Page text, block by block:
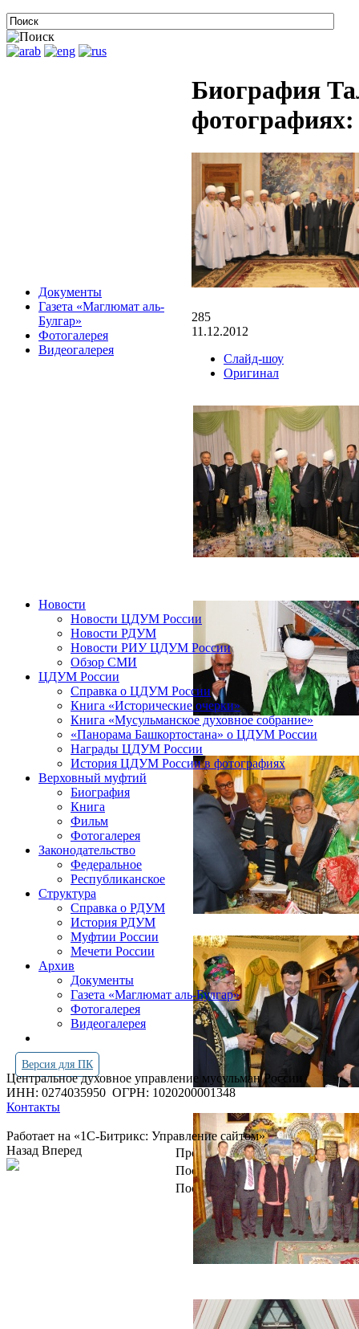
Документы
Газета «Маглюмат аль-
Булгар»
Фотогалерея
Видеогалерея
Биография
фотографиях:
285
11.12.2012
Слайд-шоу
Оригинал
Новости
Новости ЦДУМ России
Новости РДУМ
Новости РИУ ЦДУМ России
Обзор СМИ
ЦДУМ России
Справка о ЦДУМ России
Книга «Исторические очерки»
Книга «Мусульманское духовное собрание»
«Панорама Башкортостана» о ЦДУМ России
Награды ЦДУМ России
История ЦДУМ России в фотографиях
Верховный муфтий
Биография
Книга
Фильм
Фотогалерея
Законодательство
Федеральное
Республиканское
Структура
Справка о РДУМ
История РДУМ
Муфтии России
Мечети России
Архив
Документы
Газета «Маглюмат аль-Булгар»
Фотогалерея
Видеогалерея
Версия для ПК
Центральное духовное управление мусульман России
ИНН: 0274035950 ОГРН: 1020200001348
Контакты
Работает на «1С-Битрикс: Управление сайтом»
Просмотров всего:
4246025
Посетителей сегодня:
3011
Посетителей в онлайн:
19
Назад Вперед